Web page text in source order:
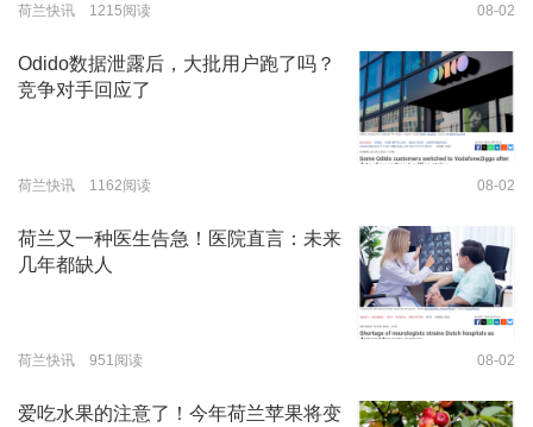
荷兰快讯 1215阅读 08-02
Odido数据泄露后，大批用户跑了吗？
竞争对手回应了
荷兰快讯 1162阅读 08-02
荷兰又一种医生告急！医院直言：未来
几年都缺人
荷兰快讯 951阅读 08-02
爱吃水果的注意了！今年荷兰苹果将变